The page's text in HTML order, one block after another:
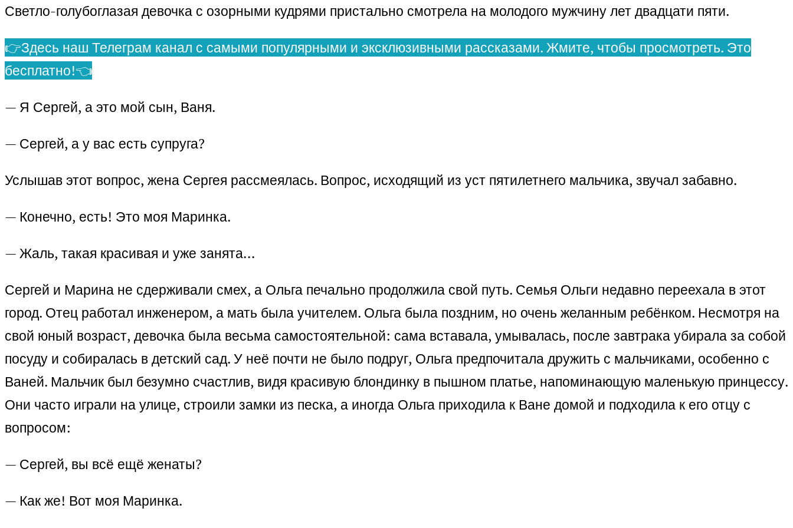
Светло-голубоглазая девочка с озорными кудрями пристально смотрела на молодого мужчину лет двадцати пяти.
👉Здесь наш Телеграм канал с самыми популярными и эксклюзивными рассказами. Жмите, чтобы просмотреть. Это
бесплатно!👈
— Я Сергей, а это мой сын, Ваня.
— Сергей, а у вас есть супруга?
Услышав этот вопрос, жена Сергея рассмеялась. Вопрос, исходящий из уст пятилетнего мальчика, звучал забавно.
— Конечно, есть! Это моя Маринка.
— Жаль, такая красивая и уже занята…
Сергей и Марина не сдерживали смех, а Ольга печально продолжила свой путь. Семья Ольги недавно переехала в этот
город. Отец работал инженером, а мать была учителем. Ольга была поздним, но очень желанным ребёнком. Несмотря на
свой юный возраст, девочка была весьма самостоятельной: сама вставала, умывалась, после завтрака убирала за собой
посуду и собиралась в детский сад. У неё почти не было подруг, Ольга предпочитала дружить с мальчиками, особенно с
Ваней. Мальчик был безумно счастлив, видя красивую блондинку в пышном платье, напоминающую маленькую принцессу.
Они часто играли на улице, строили замки из песка, а иногда Ольга приходила к Ване домой и подходила к его отцу с
вопросом:
— Сергей, вы всё ещё женаты?
— Как же! Вот моя Маринка.